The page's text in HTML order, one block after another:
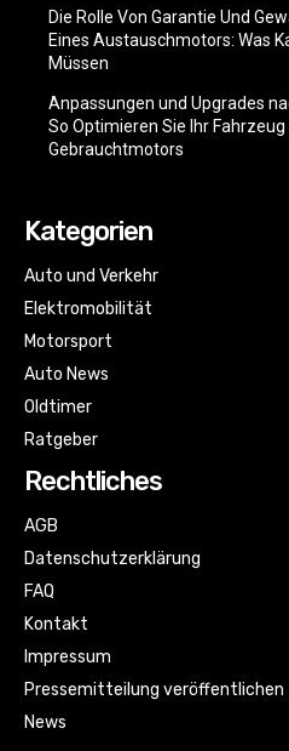
Die Rolle Von Garantie Und
Eines Austauschmotors: Was
Müssen
Anpassungen und Upgrades
So Optimieren Sie Ihr
Gebrauchtmotors
Kategorien
Auto und Verkehr
Elektromobilität
Motorsport
Auto News
Oldtimer
Ratgeber
Rechtliches
AGB
Datenschutzerklärung
FAQ
Kontakt
Impressum
Pressemitteilung veröffentlichen
News